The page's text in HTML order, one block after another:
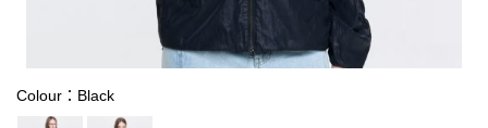
Colour：Black